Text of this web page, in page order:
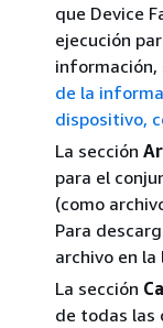
que Device
ejecución
información,
de la
dispositivo,
La sección
para el
(como
Para
archivo en la
La sección
de todas las